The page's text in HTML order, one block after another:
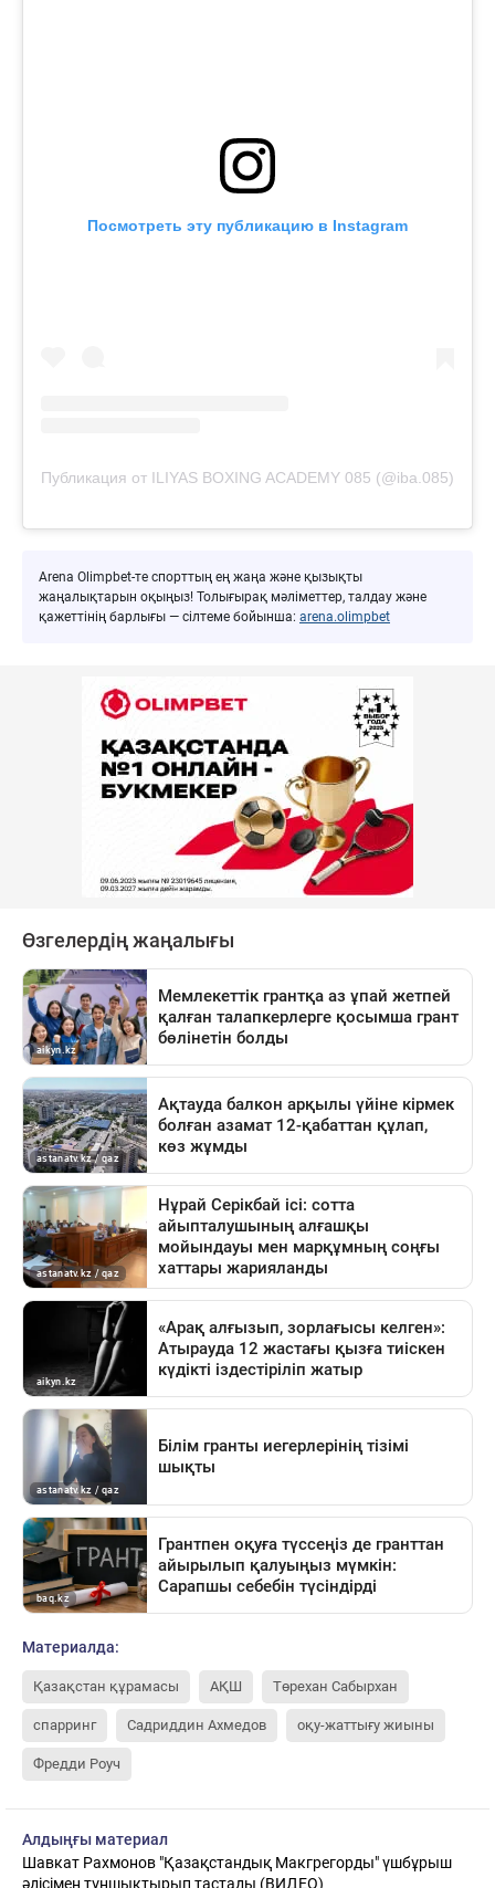
Посмотреть эту публикацию в Instagram
Публикация от ILIYAS BOXING ACADEMY 085 (@iba.085)
Arena Olimpbet-те спорттың ең жаңа және қызықты
жаңалықтарын оқыңыз! Толығырақ мәліметтер, талдау және
қажеттінің барлығы — сілтеме бойынша: arena.olimpbet
Материалда:
Қазақстан құрамасы АҚШ Төрехан Сабырхан
спарринг Садриддин Ахмедов оқу-жаттығу жиыны
Фредди Роуч
Алдыңғы материал
Шавкат Рахмонов "Қазақстандық Макгрегорды" үшбұрыш
әдісімен тұншықтырып тастады (ВИДЕО)